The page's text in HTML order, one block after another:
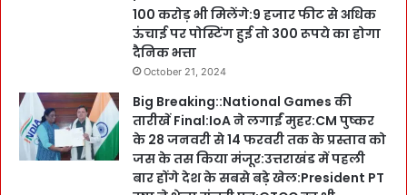
100 करोड़ भी मिलेंगे:9 हजार फीट से अधिक
ऊंचाई पर पोस्टिंग हुई तो 300 रूपये का होगा
दैनिक भत्ता
October 21, 2024
Big Breaking::National Games की
तारीखें Final:IoA ने लगाईं मुहर:CM पुष्कर
के 28 जनवरी से 14 फरवरी तक के प्रस्ताव को
जस के तस किया मंजूर:उत्तराखंड में पहली
बार होंगे देश के सबसे बड़े खेल:President PT